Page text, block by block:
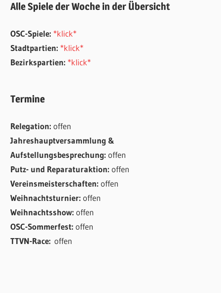
Alle Spiele der Woche in der Übersicht
OSC-Spiele: *klick*
Stadtpartien: *klick*
Bezirkspartien: *klick*
Termine
Relegation:offen
Jahreshauptversammlung &
Aufstellungsbesprechung:offen
Putz- und Reparaturaktion:offen
Vereinsmeisterschaften:offen
Weihnachtsturnier:offen
Weihnachtsshow:offen
OSC-Sommerfest:offen
TTVN-Race:offen